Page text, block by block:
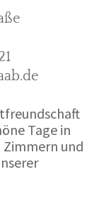
Tage in
und